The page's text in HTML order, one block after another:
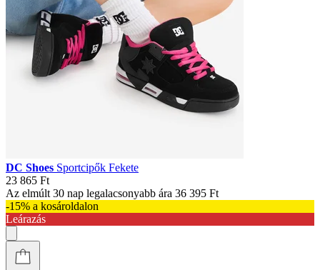
DC Shoes Sportcipők Fekete
23 865 Ft
Az elmúlt 30 nap legalacsonyabb ára 36 395 Ft
-15% a kosároldalon
Leárazás